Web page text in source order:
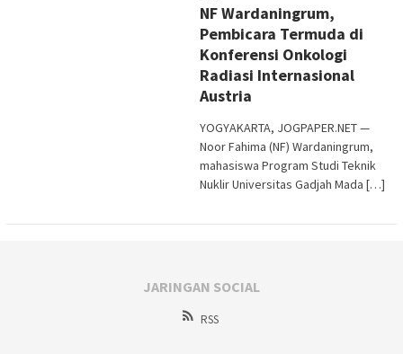
NF Wardaningrum,
Pembicara Termuda di
Konferensi Onkologi
Radiasi Internasional
Austria
YOGYAKARTA, JOGPAPER.NET —
Noor Fahima (NF) Wardaningrum,
mahasiswa Program Studi Teknik
Nuklir Universitas Gadjah Mada […]
JARINGAN SOCIAL
RSS